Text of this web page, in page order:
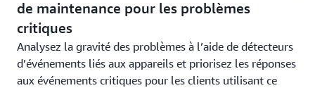
de maintenance pour les problèmes
critiques
Analysez la gravité des problèmes à l’aide de détecteurs
d’événements liés aux appareils et priorisez les réponses
aux événements critiques pour les clients utilisant ce